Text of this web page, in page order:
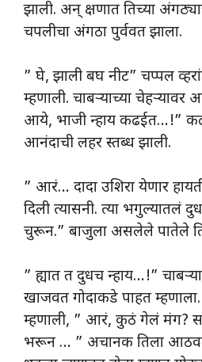
झाली. अन् क्षणात तिच्या
चपलीचा अंगठा पुर्ववत झाला.
” घे, झाली बघ नीट” चप्पल
म्हणाली. चाबऱ्याच्या
आये, भाजी न्हाय कढईत…!”
आनंदाची लहर स्तब्ध झाली.
” आरं… दादा उशिरा येणार
दिली त्यासनी. त्या भगुल्यातलं
चुरून.” बाजुला असलेले पातेले
” ह्यात त दुधच न्हाय…!”
खाजवत गोदाकडे पाहत
म्हणाली, ” आरं, कुठं गेलं मंग?
भरून … ” अचानक तिला